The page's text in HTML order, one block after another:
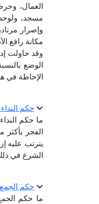
العمال،
مسجد،
وإصرار
مكانة رافع
وقد حاولت
الوضع
الإحاطة في
حكم
ما حكم
الفجر
يترتب عليه
الشرع في
حكم
ما حكم